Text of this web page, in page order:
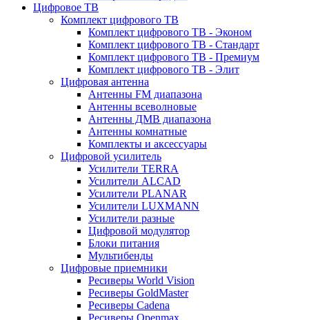
Цифровое ТВ
Комплект цифрового ТВ
Комплект цифрового ТВ - Эконом
Комплект цифрового ТВ - Стандарт
Комплект цифрового ТВ - Премиум
Комплект цифрового ТВ - Элит
Цифровая антенна
Антенны FM диапазона
Антенны всеволновые
Антенны ДМВ диапазона
Антенны комнатные
Комплекты и аксессуары
Цифровой усилитель
Усилители TERRA
Усилители ALCAD
Усилители PLANAR
Усилители LUXMANN
Усилители разные
Цифровой модулятор
Блоки питания
Мультибенды
Цифровые приемники
Ресиверы World Vision
Ресиверы GoldMaster
Ресиверы Cadena
Ресиверы Openmax